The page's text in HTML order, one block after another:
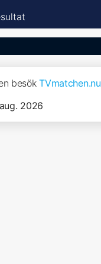
besökTVmatchen.nu
2026